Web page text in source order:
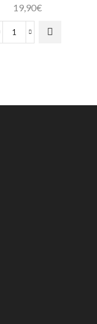
19,90€